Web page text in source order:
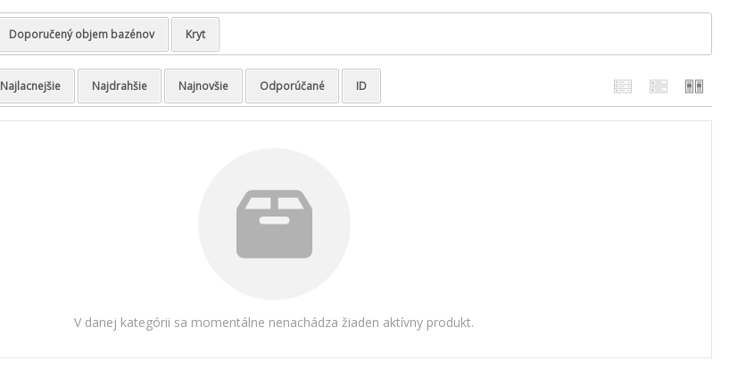
Doporučený objem bazénov Kryt
Najlacnejšie Najdrahšie Najnovšie Odporúčané ID
V danej kategórii sa momentálne nenachádza žiaden aktívny produkt.